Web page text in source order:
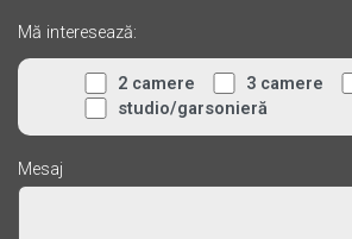
Mă interesează:
2 camere 3 camere
studio/garsonieră
Mesaj